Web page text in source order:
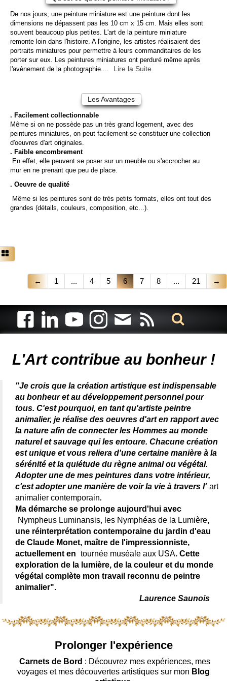
De nos jours, une peinture miniature est une peinture dont les
dimensions ne dépassent pas les 10 cm x 15 cm. Mais elles sont
souvent beaucoup plus petites. L'art de la peinture miniature
remonte loin dans l'histoire. A l'origine, les artistes réalisaient des
portraits miniatures pour permettre à leurs commanditaires de les
porter sur eux. Les peintures miniatures ont perduré même après
l'avènement de la photographie....
Lire la Suite
Les Avantages
. Facilement collectionnable
Même si on ne possède pas un très grand logement, avec des
peintures miniatures, on peut facilement se constituer une collection
d'oeuvres d'art originales.
. Faible encombrement
En effet, elle peuvent se poser sur un meuble ou s'accrocher au
mur en ne prenant que peu de place.
. Oeuvre de qualité
Même si les peintures sont de très petits formats, elles ont tout des
grandes (détails, couleurs, composition, etc...).
← 1 ... 4 5 6 7 8 ... 21 →
L'Art contribue au bonheur !
"Je crois que la création artistique est indispensable
au bonheur et au développement personnel pour
tous. C'est pourquoi, en tant qu'artiste peintre
animalier, je réalise des oeuvres d'art en rapport avec
la nature afin de connecter les Hommes au monde
naturel et sauvage qui les entoure. Chacune création
est unique et vous reliera d'une certaine manière à la
sérénité et la quiétude du règne animal ou végétal.
Adopter une de mes peintures dans votre intérieur,
c'est adopter une manière de voir la vie à travers l' art
animalier contemporain.
Ma démarche se prolonge aujourd'hui avec
Nympheus Luminansis, les Nymphéas de la Lumière,
une réinterprétation contemporaine du jardin d'eau
de Claude Monet, maître de l'impressionniste,
actuellement en tournée muséale aux USA. Cette
exploration de la lumière, de la couleur et du monde
végétal complète mon travail reconnu de peintre
animalier".
Laurence Saunois
Prolonger l'expérience
Carnets de Bord : Découvrez mes expériences, mes
voyages et mes découvertes artistiques sur mon Blog